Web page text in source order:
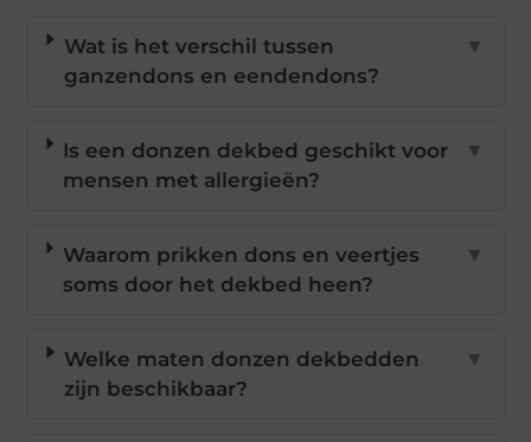
Wat is het verschil tussen
ganzendons en eendendons?
▼
Is een donzen dekbed geschikt voor
mensen met allergieën?
▼
Waarom prikken dons en veertjes
soms door het dekbed heen?
▼
Welke maten donzen dekbedden
zijn beschikbaar?
▼